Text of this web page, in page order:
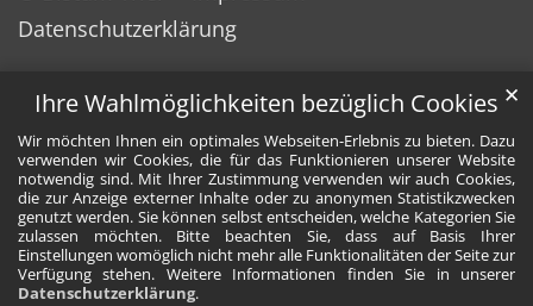
Ihre Wahlmöglichkeiten bezüglich Cookies
Wir möchten Ihnen ein optimales Webseiten-Erlebnis zu bieten. Dazu
verwenden wir Cookies, die für das Funktionieren unserer Website
notwendig sind. Mit Ihrer Zustimmung verwenden wir auch Cookies,
die zur Anzeige externer Inhalte oder zu anonymen Statistikzwecken
genutzt werden. Sie können selbst entscheiden, welche Kategorien Sie
zulassen möchten. Bitte beachten Sie, dass auf Basis Ihrer
Einstellungen womöglich nicht mehr alle Funktionalitäten der Seite zur
Verfügung stehen. Weitere Informationen finden Sie in unserer
Datenschutzerklärung.
✕
Datenschutzerklärung